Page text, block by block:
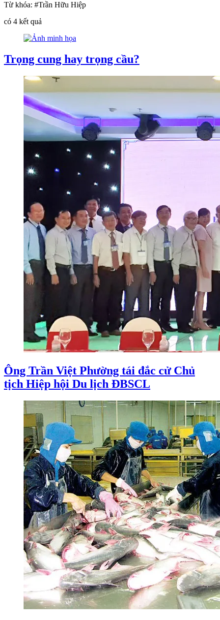
Từ khóa: #Trần Hữu Hiệp
có 4 kết quả
Trọng cung hay trọng cầu?
Ông Trần Việt Phường tái đắc cử Chủ
tịch Hiệp hội Du lịch ĐBSCL